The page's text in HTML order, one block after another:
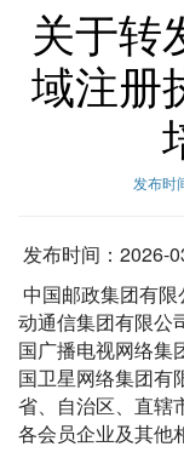
关于转
域注册
发布
发布时间：2026-
中国邮政集团有
动通信集团有限公
国广播电视网络集
国卫星网络集团有
省、自治区、直辖
各会员企业及其